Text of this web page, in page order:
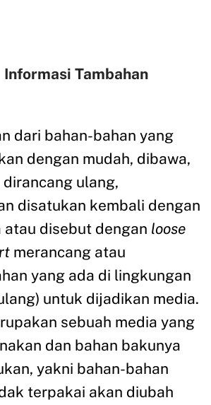
Informasi Tambahan
dari bahan-bahan yang
dengan mudah, dibawa,
ulang,
disatukan kembali dengan
atau disebut dengan loose
merancang atau
yang ada di lingkungan
untuk dijadikan media.
sebuah media yang
dan bahan bakunya
yakni bahan-bahan
terpakai akan diubah